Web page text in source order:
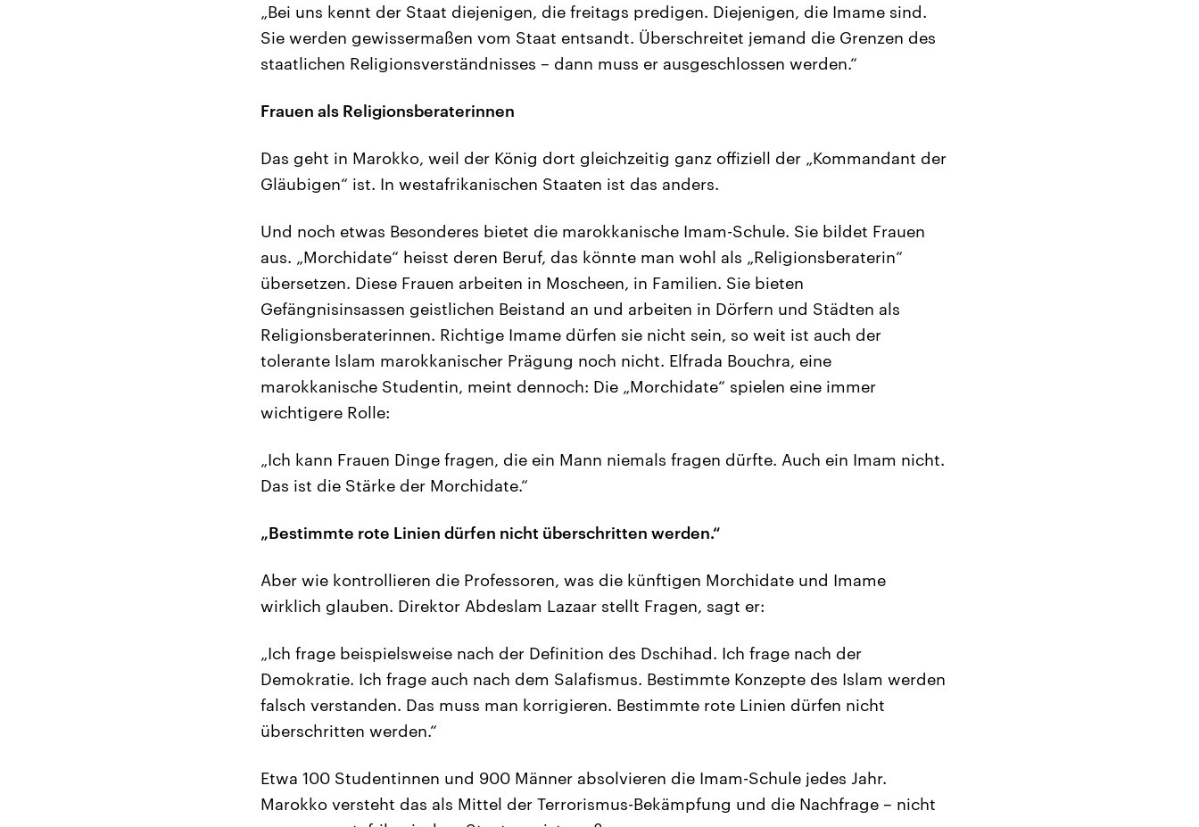
„Bei uns kennt der Staat diejenigen, die freitags predigen. Diejenigen, die Imame sind.
Sie werden gewissermaßen vom Staat entsandt. Überschreitet jemand die Grenzen des
staatlichen Religionsverständnisses – dann muss er ausgeschlossen werden.“
Frauen als Religionsberaterinnen
Das geht in Marokko, weil der König dort gleichzeitig ganz offiziell der „Kommandant der
Gläubigen“ ist. In westafrikanischen Staaten ist das anders.
Und noch etwas Besonderes bietet die marokkanische Imam-Schule. Sie bildet Frauen
aus. „Morchidate“ heisst deren Beruf, das könnte man wohl als „Religionsberaterin“
übersetzen. Diese Frauen arbeiten in Moscheen, in Familien. Sie bieten
Gefängnisinsassen geistlichen Beistand an und arbeiten in Dörfern und Städten als
Religionsberaterinnen. Richtige Imame dürfen sie nicht sein, so weit ist auch der
tolerante Islam marokkanischer Prägung noch nicht. Elfrada Bouchra, eine
marokkanische Studentin, meint dennoch: Die „Morchidate“ spielen eine immer
wichtigere Rolle:
„Ich kann Frauen Dinge fragen, die ein Mann niemals fragen dürfte. Auch ein Imam nicht.
Das ist die Stärke der Morchidate.“
„Bestimmte rote Linien dürfen nicht überschritten werden.“
Aber wie kontrollieren die Professoren, was die künftigen Morchidate und Imame
wirklich glauben. Direktor Abdeslam Lazaar stellt Fragen, sagt er:
„Ich frage beispielsweise nach der Definition des Dschihad. Ich frage nach der
Demokratie. Ich frage auch nach dem Salafismus. Bestimmte Konzepte des Islam werden
falsch verstanden. Das muss man korrigieren. Bestimmte rote Linien dürfen nicht
überschritten werden.“
Etwa 100 Studentinnen und 900 Männer absolvieren die Imam-Schule jedes Jahr.
Marokko versteht das als Mittel der Terrorismus-Bekämpfung und die Nachfrage – nicht